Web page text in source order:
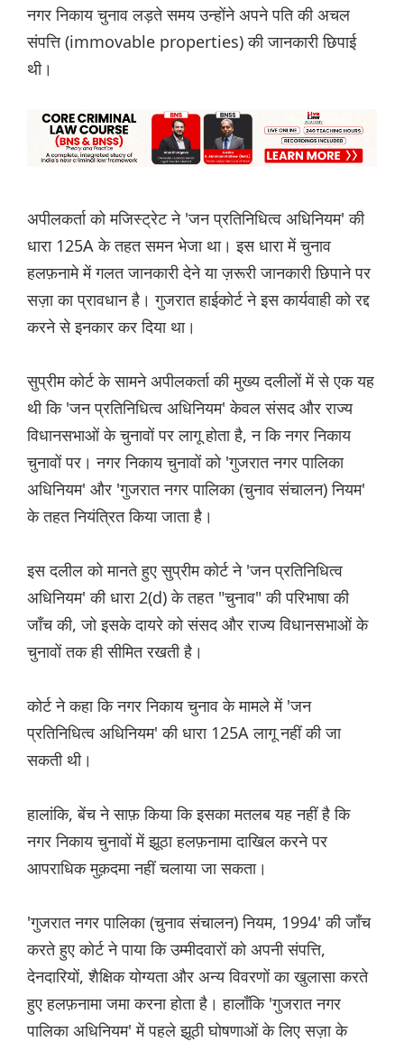
नगर निकाय चुनाव लड़ते समय उन्होंने अपने पति की अचल
संपत्ति (immovable properties) की जानकारी छिपाई
थी।
अपीलकर्ता को मजिस्ट्रेट ने 'जन प्रतिनिधित्व अधिनियम' की
धारा 125A के तहत समन भेजा था। इस धारा में चुनाव
हलफ़नामे में गलत जानकारी देने या ज़रूरी जानकारी छिपाने पर
सज़ा का प्रावधान है। गुजरात हाईकोर्ट ने इस कार्यवाही को रद्द
करने से इनकार कर दिया था।
सुप्रीम कोर्ट के सामने अपीलकर्ता की मुख्य दलीलों में से एक यह
थी कि 'जन प्रतिनिधित्व अधिनियम' केवल संसद और राज्य
विधानसभाओं के चुनावों पर लागू होता है, न कि नगर निकाय
चुनावों पर। नगर निकाय चुनावों को 'गुजरात नगर पालिका
अधिनियम' और 'गुजरात नगर पालिका (चुनाव संचालन) नियम'
के तहत नियंत्रित किया जाता है।
इस दलील को मानते हुए सुप्रीम कोर्ट ने 'जन प्रतिनिधित्व
अधिनियम' की धारा 2(d) के तहत "चुनाव" की परिभाषा की
जाँच की, जो इसके दायरे को संसद और राज्य विधानसभाओं के
चुनावों तक ही सीमित रखती है।
कोर्ट ने कहा कि नगर निकाय चुनाव के मामले में 'जन
प्रतिनिधित्व अधिनियम' की धारा 125A लागू नहीं की जा
सकती थी।
हालांकि, बेंच ने साफ़ किया कि इसका मतलब यह नहीं है कि
नगर निकाय चुनावों में झूठा हलफ़नामा दाखिल करने पर
आपराधिक मुक़दमा नहीं चलाया जा सकता।
'गुजरात नगर पालिका (चुनाव संचालन) नियम, 1994' की जाँच
करते हुए कोर्ट ने पाया कि उम्मीदवारों को अपनी संपत्ति,
देनदारियों, शैक्षिक योग्यता और अन्य विवरणों का खुलासा करते
हुए हलफ़नामा जमा करना होता है। हालाँकि 'गुजरात नगर
पालिका अधिनियम' में पहले झूठी घोषणाओं के लिए सज़ा के